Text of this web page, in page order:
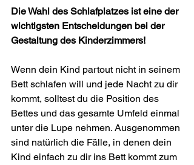
Die Wahl des Schlafplatzes ist eine der
wichtigsten Entscheidungen bei der
Gestaltung des Kinderzimmers!
Wenn dein Kind partout nicht in seinem
Bett schlafen will und jede Nacht zu dir
kommt, solltest du die Position des
Bettes und das gesamte Umfeld einmal
unter die Lupe nehmen. Ausgenommen
sind natürlich die Fälle, in denen dein
Kind einfach zu dir ins Bett kommt zum